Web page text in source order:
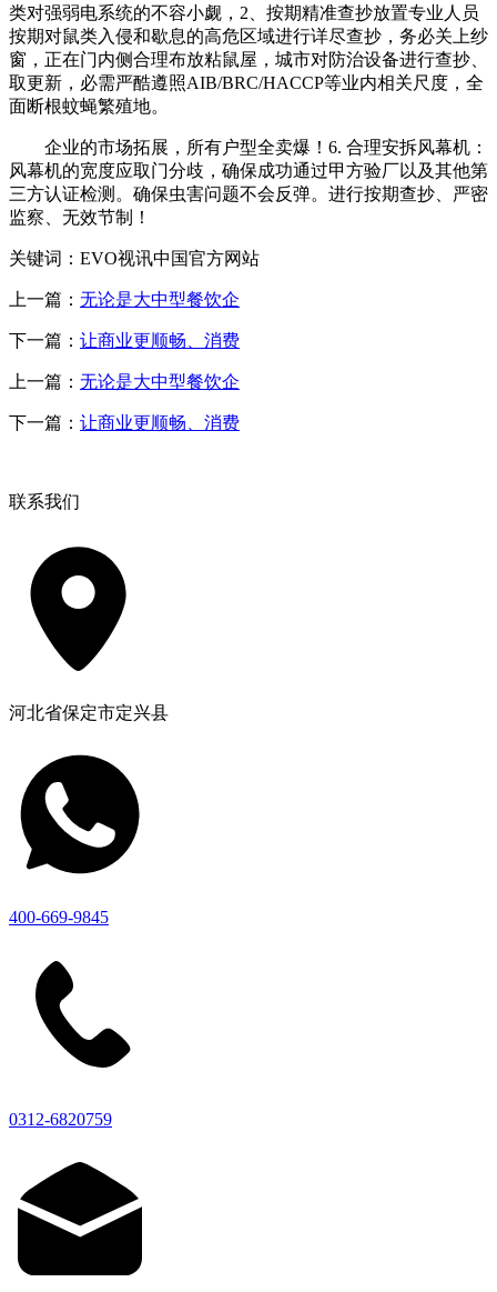
类对强弱电系统的不容小觑，2、按期精准查抄放置专业人员
按期对鼠类入侵和歇息的高危区域进行详尽查抄，务必关上纱
窗，正在门内侧合理布放粘鼠屋，城市对防治设备进行查抄、
取更新，必需严酷遵照AIB/BRC/HACCP等业内相关尺度，全
面断根蚊蝇繁殖地。
企业的市场拓展，所有户型全卖爆！6. 合理安拆风幕机：
风幕机的宽度应取门分歧，确保成功通过甲方验厂以及其他第
三方认证检测。确保虫害问题不会反弹。进行按期查抄、严密
监察、无效节制！
关键词：EVO视讯中国官方网站
上一篇： 无论是大中型餐饮企
下一篇： 让商业更顺畅、消费
上一篇： 无论是大中型餐饮企
下一篇： 让商业更顺畅、消费
联系我们
河北省保定市定兴县
400-669-9845
0312-6820759